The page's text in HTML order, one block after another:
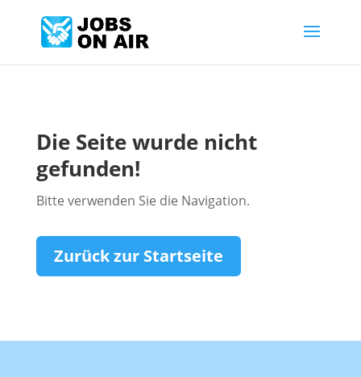
Die Seite wurde nicht
gefunden!
Bitte verwenden Sie die Navigation.
Zurück zur Startseite